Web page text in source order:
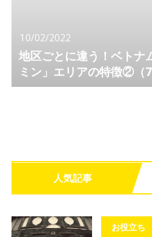
10/02/2022
地区ごとに違う！ベトナ
ミン」エリアの特徴②（7
人気記事
お役立ち